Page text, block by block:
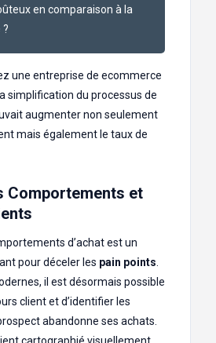
en comparaison à la
une entreprise de ecommerce
simplification du processus de
augmenter non seulement
mais également le taux de
Comportements et
d’achat est un
pour déceler les pain points
il est désormais possible
client et d’identifier les
abandonne ses achats.
cartographié visuellement